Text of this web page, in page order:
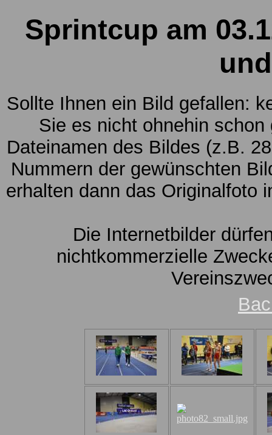
Sprintcup am
Sollte Ihnen ein Bild gefallen:
Sie es nicht ohnehin
Dateinamen des Bildes (z.B.
Nummern der gewünschten
erhalten dann das Originalfoto
Die Internetbilder
nichtkommerzielle